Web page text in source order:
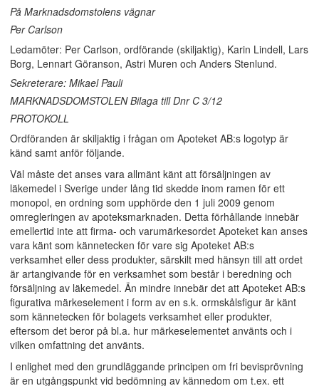
På Marknadsdomstolens vägnar
Per Carlson
Ledamöter: Per Carlson, ordförande (skiljaktig), Karin Lindell, Lars
Borg, Lennart Göranson, Astri Muren och Anders Stenlund.
Sekreterare: Mikael Pauli
MARKNADSDOMSTOLEN Bilaga till Dnr C 3/12
PROTOKOLL
Ordföranden är skiljaktig i frågan om Apoteket AB:s logotyp är
känd samt anför följande.
Väl måste det anses vara allmänt känt att försäljningen av
läkemedel i Sverige under lång tid skedde inom ramen för ett
monopol, en ordning som upphörde den 1 juli 2009 genom
omregleringen av apoteksmarknaden. Detta förhållande innebär
emellertid inte att firma- och varumärkesordet Apoteket kan anses
vara känt som kännetecken för vare sig Apoteket AB:s
verksamhet eller dess produkter, särskilt med hänsyn till att ordet
är artangivande för en verksamhet som består i beredning och
försäljning av läkemedel. Än mindre innebär det att Apoteket AB:s
figurativa märkeselement i form av en s.k. ormskålsfigur är känt
som kännetecken för bolagets verksamhet eller produkter,
eftersom det beror på bl.a. hur märkeselementet använts och i
vilken omfattning det använts.
I enlighet med den grundläggande principen om fri bevisprövning
är en utgångspunkt vid bedömning av kännedom om t.ex. ett